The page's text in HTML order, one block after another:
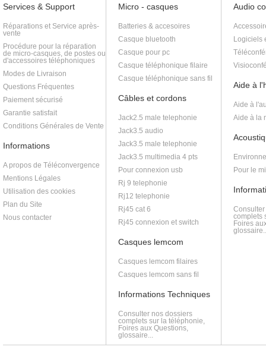
Services & Support
Réparations et Service après-
vente
Procédure pour la réparation
de micro-casques, de postes ou
d'accessoires téléphoniques
Modes de Livraison
Questions Fréquentes
Paiement sécurisé
Garantie satisfait
Conditions Générales de Vente
Informations
A propos de Téléconvergence
Mentions Légales
Utilisation des cookies
Plan du Site
Nous contacter
Micro - casques
Batteries & accesoires
Casque bluetooth
Casque pour pc
Casque téléphonique filaire
Casque téléphonique sans fil
Câbles et cordons
Jack2.5 male telephonie
Jack3.5 audio
Jack3.5 male telephonie
Jack3.5 multimedia 4 pts
Pour connexion usb
Rj 9 telephonie
Rj12 telephonie
Rj45 cat 6
Rj45 connexion et switch
Casques lemcom
Casques lemcom filaires
Casques lemcom sans fil
Informations Techniques
Consulter nos dossiers
complets sur la téléphonie,
Foires aux Questions,
glossaire...
Audio
Logiciels
Aide à
Aide à
Aide à la
Pour le
complets
Foires